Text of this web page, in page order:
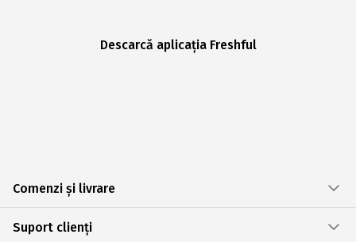
Descarcă aplicația Freshful
Comenzi și livrare
Suport clienți